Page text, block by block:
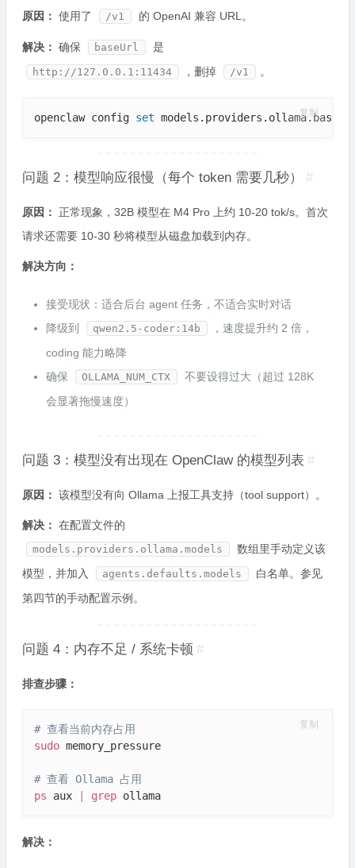
原因： 使用了 /v1 的 OpenAI 兼容 URL。
解决： 确保 baseUrl 是
http://127.0.0.1:11434 ，删掉 /v1 。
openclaw config set 复制
问题 2：模型响应很慢（每个 token 需要几秒） #
原因：
正常现象，32B 模型在 M4 Pro 上约 10-20 tok/s。首次
请求还需要 10-30 秒将模型从磁盘加载到内存。
解决方向：
接受现状：适合后台 agent 任务，不适合实时对话
降级到
qwen2.5-coder:14b
，速度提升约 2 倍，
coding 能力略降
确保
OLLAMA_NUM_CTX
不要设得过大（超过 128K
会显著拖慢速度）
问题 3：模型没有出现在 OpenClaw 的模型列表 #
原因： 该模型没有向 Ollama 上报工具支持（tool support）。
解决： 在配置文件的
models.providers.ollama.models
数组里手动定义该
模型，并加入
agents.defaults.models
白名单。参见
第四节的手动配置示例。
问题 4：内存不足 / 系统卡顿 #
排查步骤：
# 查看当前内存占用
sudo memory_pressure
# 查看 Ollama 占用
ps aux grep ollama
复制
解决：